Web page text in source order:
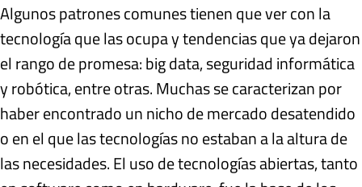
Algunos patrones comunes tienen que ver con la
tecnología que las ocupa y tendencias que ya dejaron
el rango de promesa: big data, seguridad informática
y robótica, entre otras. Muchas se caracterizan por
haber encontrado un nicho de mercado desatendido
o en el que las tecnologías no estaban a la altura de
las necesidades. El uso de tecnologías abiertas, tanto